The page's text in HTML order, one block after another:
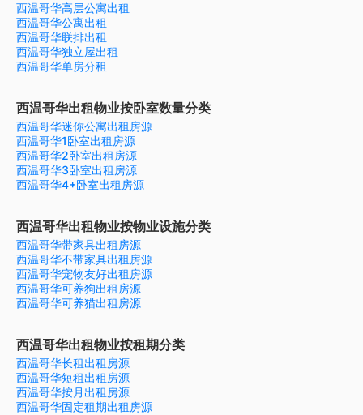
西温哥华高层公寓出租
西温哥华公寓出租
西温哥华联排出租
西温哥华独立屋出租
西温哥华单房分租
西温哥华出租物业按卧室数量分类
西温哥华迷你公寓出租房源
西温哥华1卧室出租房源
西温哥华2卧室出租房源
西温哥华3卧室出租房源
西温哥华4+卧室出租房源
西温哥华出租物业按物业设施分类
西温哥华带家具出租房源
西温哥华不带家具出租房源
西温哥华宠物友好出租房源
西温哥华可养狗出租房源
西温哥华可养猫出租房源
西温哥华出租物业按租期分类
西温哥华长租出租房源
西温哥华短租出租房源
西温哥华按月出租房源
西温哥华固定租期出租房源